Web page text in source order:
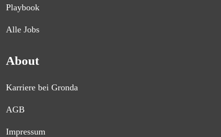
Playbook
Alle Jobs
About
Karriere bei Gronda
AGB
Impressum